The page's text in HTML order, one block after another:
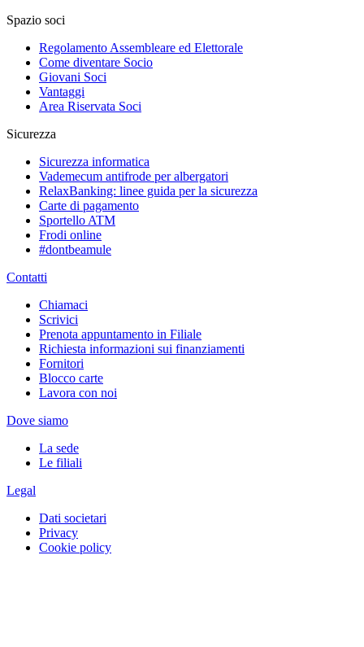
Spazio soci
Regolamento Assembleare ed Elettorale
Come diventare Socio
Giovani Soci
Vantaggi
Area Riservata Soci
Sicurezza
Sicurezza informatica
Vademecum antifrode per albergatori
RelaxBanking: linee guida per la sicurezza
Carte di pagamento
Sportello ATM
Frodi online
#dontbeamule
Contatti
Chiamaci
Scrivici
Prenota appuntamento in Filiale
Richiesta informazioni sui finanziamenti
Fornitori
Blocco carte
Lavora con noi
Dove siamo
La sede
Le filiali
Legal
Dati societari
Privacy
Cookie policy